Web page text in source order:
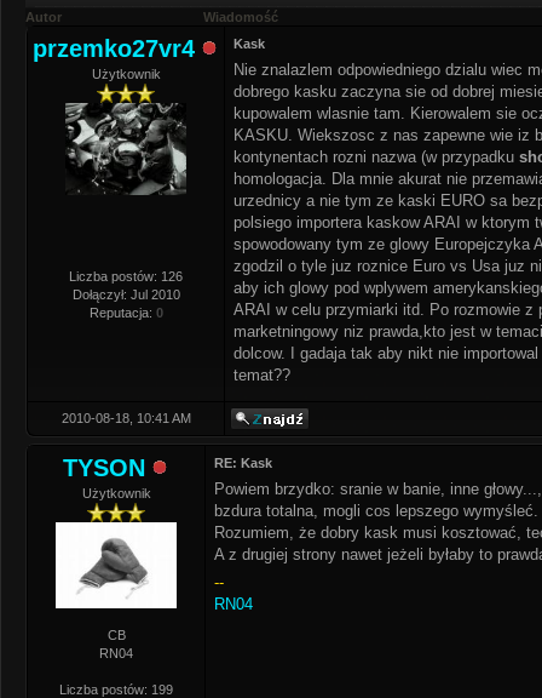
Autor Wiadomość
przemko27vr4
Użytkownik
Liczba postów: 126
Dołączył: Jul 2010
Reputacja: 0
Kask
Nie znalazlem odpowiedniego dzialu wiec
dobrego kasku zaczyna sie od dobrej
kupowalem wlasnie tam. Kierowalem sie
KASKU. Wiekszosc z nas zapewne wie iz
kontynentach rozni nazwa (w przypadku
homologacja. Dla mnie akurat nie
urzednicy a nie tym ze kaski EURO sa
polsiego importera kaskow ARAI w
spowodowany tym ze glowy Europejczyka
zgodzil o tyle juz roznice Euro vs Usa juz
aby ich glowy pod wplywem
ARAI w celu przymiarki itd. Po rozmowie
marketningowy niz prawda,kto jest w
dolcow. I gadaja tak aby nikt nie
temat??
2010-08-18, 10:41 AM
TYSON
Użytkownik
CB
RN04
Liczba postów: 199
RE: Kask
Powiem brzydko: sranie w banie, inne głowy...,
bzdura totalna, mogli cos lepszego wymyśleć.
Rozumiem, że dobry kask musi kosztować,
A z drugiej strony nawet jeżeli byłaby to
--
RN04